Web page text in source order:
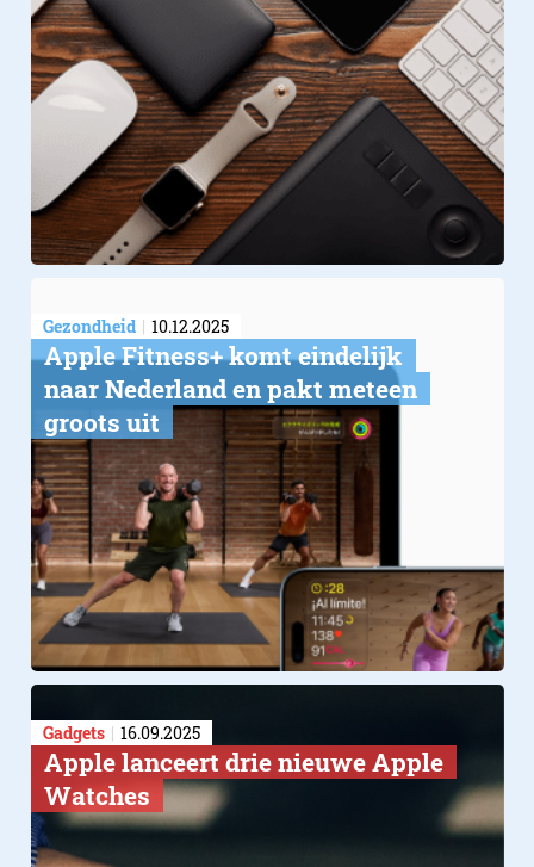
Apple –
MacBook Pro
Retina display
Gezondheid 10.12.2025
Apple Fitness+ komt eindelijk
naar Nederland en pakt meteen
groots uit
Gadgets 16.09.2025
Apple lanceert drie nieuwe Apple
Watches